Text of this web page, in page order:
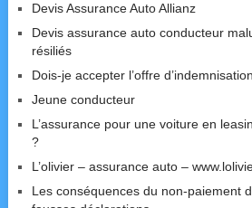
Devis Assurance Auto Allianz
Devis assurance auto conducteur
résiliés
Dois-je accepter l’offre
Jeune conducteur
L’assurance pour une voiture en
?
L’olivier – assurance auto –
Les conséquences du non-paiement